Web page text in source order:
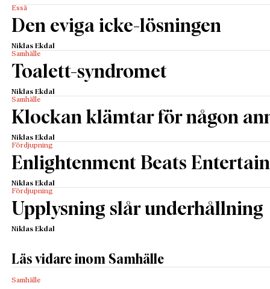
Essä
Den eviga icke-lösningen
Niklas Ekdal
Samhälle
Toalett-syndromet
Niklas Ekdal
Samhälle
Klockan klämtar för någon
Niklas Ekdal
Fördjupning
Enlightenment Beats
Niklas Ekdal
Fördjupning
Upplysning slår underhållning
Niklas Ekdal
Läs vidare inom Samhälle
Samhälle